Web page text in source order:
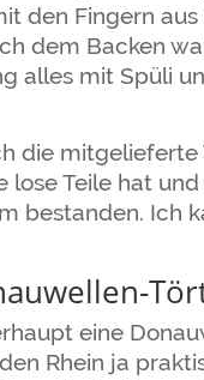
den Fingern
dem Backen
alles mit Spüli
die mitgelieferte
Teile hat
bestanden. Ich
eine
Rhein ja